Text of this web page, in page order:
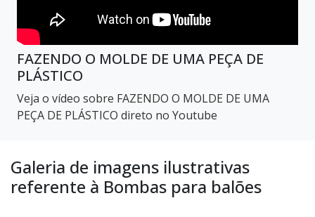
FAZENDO O MOLDE DE UMA PEÇA DE
PLÁSTICO
Veja o vídeo sobre FAZENDO O MOLDE DE UMA
PEÇA DE PLÁSTICO direto no Youtube
Galeria de imagens ilustrativas
referente à Bombas para balões